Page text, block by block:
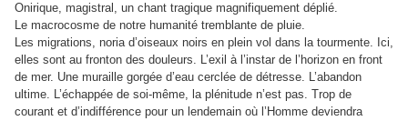
Onirique, magistral, un chant tragique magnifiquement déplié.
Le macrocosme de notre humanité tremblante de pluie.
Les migrations, noria d’oiseaux noirs en plein vol dans la tourmente. Ici,
elles sont au fronton des douleurs. L’exil à l’instar de l’horizon en front
de mer. Une muraille gorgée d’eau cerclée de détresse. L’abandon
ultime. L’échappée de soi-même, la plénitude n’est pas. Trop de
courant et d’indifférence pour un lendemain où l’Homme deviendra